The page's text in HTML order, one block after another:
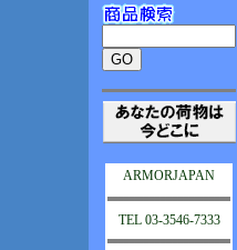
ARMORJAPAN
TEL 03-3546-7333